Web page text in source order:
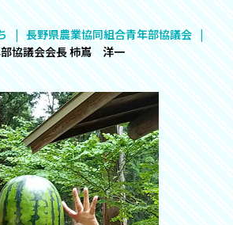
長野県農業協同組合青年部協議会
協議会会長 柿嶌 洋一